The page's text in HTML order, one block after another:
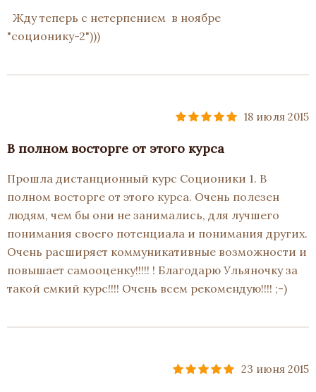
Жду теперь с нетерпением в ноябре
"соционику-2")))
18 июля 2015
В полном восторге от этого курса
Прошла дистанционный курс Соционики 1. В
полном восторге от этого курса. Очень полезен
людям, чем бы они не занимались, для лучшего
понимания своего потенциала и понимания других.
Очень расширяет коммуникативные возможности и
повышает самооценку!!!!! ! Благодарю Ульяночку за
такой емкий курс!!!! Очень всем рекомендую!!!! ;-)
23 июня 2015